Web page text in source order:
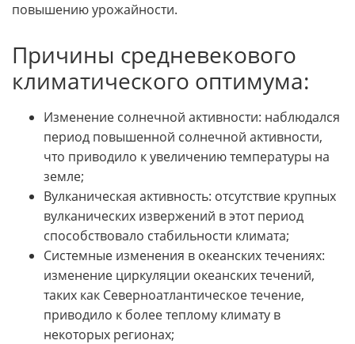
повышению урожайности.
Причины средневекового
климатического оптимума:
Изменение солнечной активности: наблюдался
период повышенной солнечной активности,
что приводило к увеличению температуры на
земле;
Вулканическая активность: отсутствие крупных
вулканических извержений в этот период
способствовало стабильности климата;
Системные изменения в океанских течениях:
изменение циркуляции океанских течений,
таких как Северноатлантическое течение,
приводило к более теплому климату в
некоторых регионах;